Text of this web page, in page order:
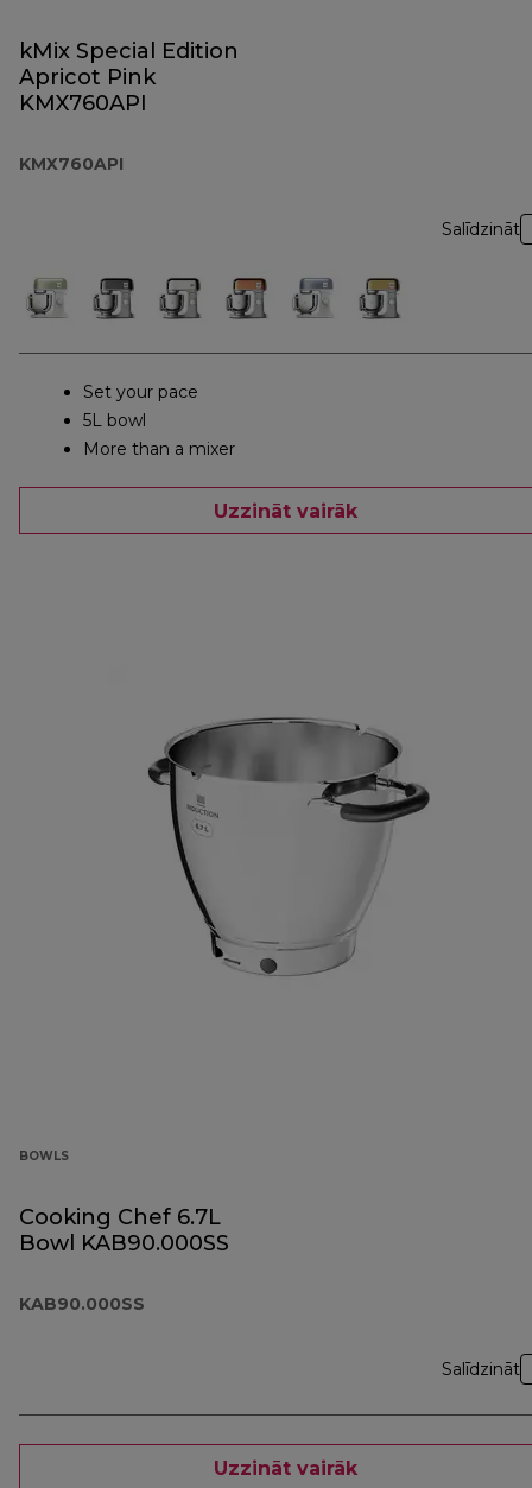
kMix Special Edition
Apricot Pink
KMX760API
KMX760API
Salīdzināt
Set your pace
5L bowl
More than a mixer
Uzzināt vairāk
BOWLS
Cooking Chef 6.7L
Bowl KAB90.000SS
KAB90.000SS
Salīdzināt
Uzzināt vairāk